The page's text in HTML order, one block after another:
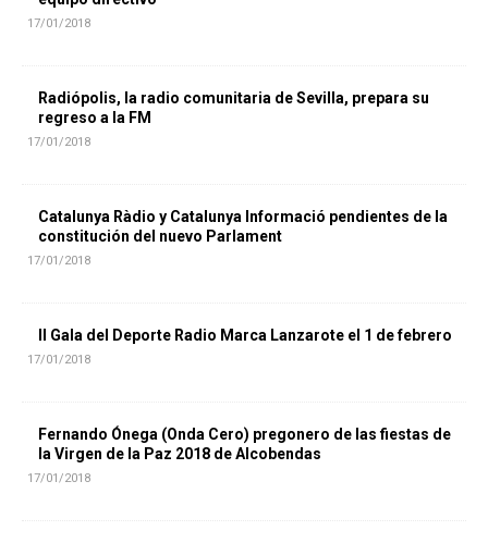
17/01/2018
Radiópolis, la radio comunitaria de Sevilla, prepara su
regreso a la FM
17/01/2018
Catalunya Ràdio y Catalunya Informació pendientes de la
constitución del nuevo Parlament
17/01/2018
II Gala del Deporte Radio Marca Lanzarote el 1 de febrero
17/01/2018
Fernando Ónega (Onda Cero) pregonero de las fiestas de
la Virgen de la Paz 2018 de Alcobendas
17/01/2018